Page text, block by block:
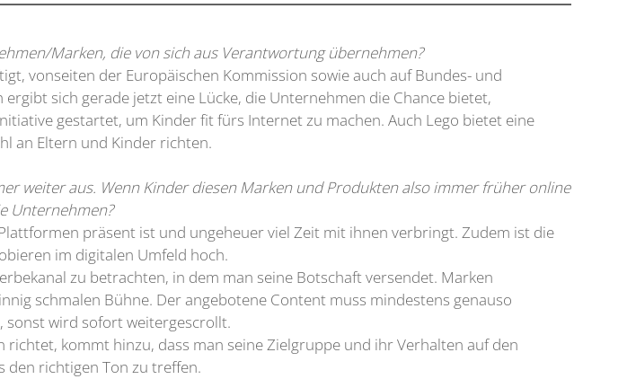
Marken, die von sich aus Verantwortung übernehmen?
vonseiten der Europäischen Kommission sowie auch auf Bundes- und
sich gerade jetzt eine Lücke, die Unternehmen die Chance bietet,
gestartet, um Kinder fit fürs Internet zu machen. Auch Lego bietet eine
an Eltern und Kinder richten.
weiter aus. Wenn Kinder diesen Marken und Produkten also immer früher online
Unternehmen?
präsent ist und ungeheuer viel Zeit mit ihnen verbringt. Zudem ist die
im digitalen Umfeld hoch.
zu betrachten, in dem man seine Botschaft versendet. Marken
schmalen Bühne. Der angebotene Content muss mindestens genauso
sonst wird sofort weitergescrollt.
richtet, kommt hinzu, dass man seine Zielgruppe und ihr Verhalten auf den
den richtigen Ton zu treffen.